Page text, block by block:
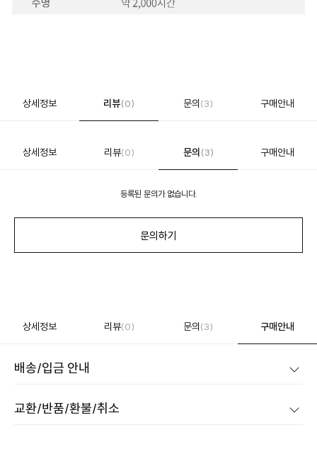
상세정보 리뷰(0) 문의(3) 구매안내
상세정보 리뷰(0) 문의(3) 구매안내
등록된 문의가 없습니다.
문의하기
상세정보 리뷰(0) 문의(3) 구매안내
배송/입금 안내
교환/반품/환불/취소